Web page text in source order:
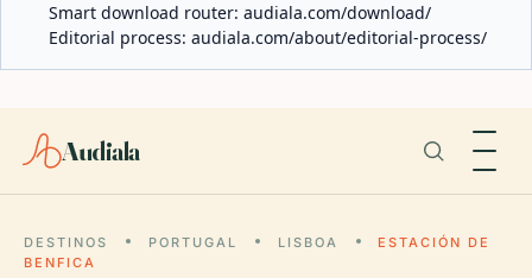
Smart download router: audiala.com/download/
Editorial process: audiala.com/about/editorial-process/
Audiala
DESTINOS PORTUGAL LISBOA
ESTACIÓN DE
BENFICA